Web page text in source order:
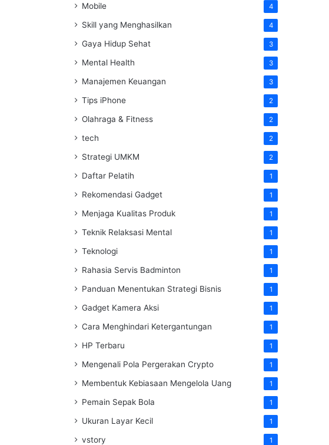
Mobile 4
Skill yang Menghasilkan 4
Gaya Hidup Sehat 3
Mental Health 3
Manajemen Keuangan 3
Tips iPhone 2
Olahraga & Fitness 2
tech 2
Strategi UMKM 2
Daftar Pelatih 1
Rekomendasi Gadget 1
Menjaga Kualitas Produk 1
Teknik Relaksasi Mental 1
Teknologi 1
Rahasia Servis Badminton 1
Panduan Menentukan Strategi Bisnis 1
Gadget Kamera Aksi 1
Cara Menghindari Ketergantungan 1
HP Terbaru 1
Mengenali Pola Pergerakan Crypto 1
Membentuk Kebiasaan Mengelola Uang 1
Pemain Sepak Bola 1
Ukuran Layar Kecil 1
vstory 1